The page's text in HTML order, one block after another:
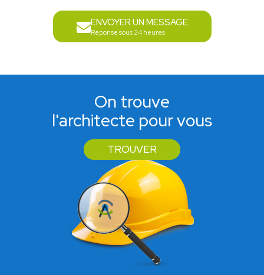
ENVOYER UN MESSAGE
Réponse sous 24 heures
On trouve
l'architecte pour vous
TROUVER